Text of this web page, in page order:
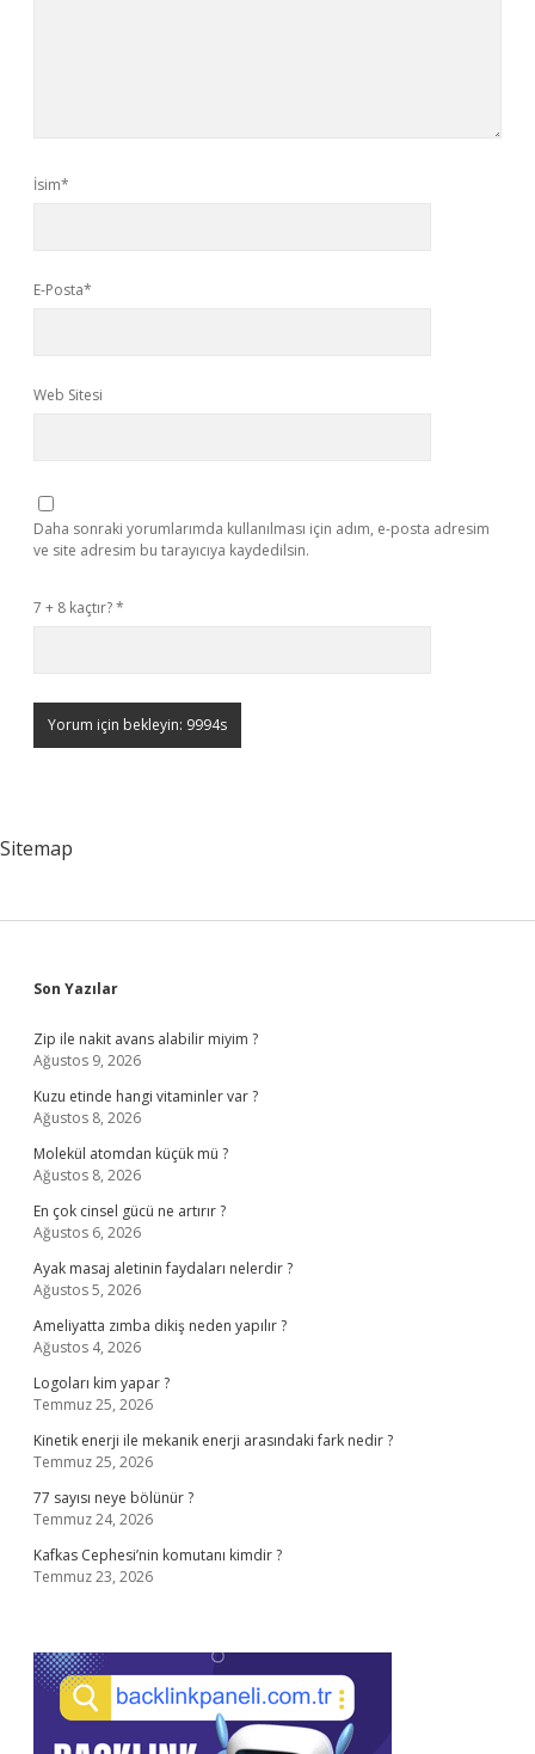
İsim*
E-Posta*
Web Sitesi
Daha sonraki yorumlarımda kullanılması için adım, e-posta adresim
ve site adresim bu tarayıcıya kaydedilsin.
7 + 8 kaçtır?*
Sitemap
Sidebar
Son Yazılar
Zip ile nakit avans alabilir miyim ?
Ağustos 9, 2026
Kuzu etinde hangi vitaminler var ?
Ağustos 8, 2026
Molekül atomdan küçük mü ?
Ağustos 8, 2026
En çok cinsel gücü ne artırır ?
Ağustos 6, 2026
Ayak masaj aletinin faydaları nelerdir ?
Ağustos 5, 2026
Ameliyatta zımba dikiş neden yapılır ?
Ağustos 4, 2026
Logoları kim yapar ?
Temmuz 25, 2026
Kinetik enerji ile mekanik enerji arasındaki fark nedir ?
Temmuz 25, 2026
77 sayısı neye bölünür ?
Temmuz 24, 2026
Kafkas Cephesi’nin komutanı kimdir ?
Temmuz 23, 2026